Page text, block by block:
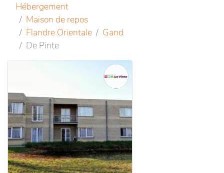
Hébergement
Maison de repos
Flandre Orientale
Gand
De Pinte